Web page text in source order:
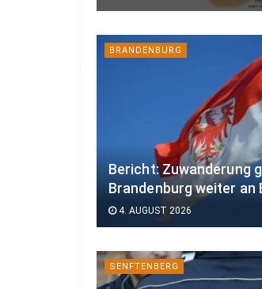
BRANDENBURG
Bericht: Zuwanderung
Brandenburg weiter an
4. AUGUST 2026
SENFTENBERG